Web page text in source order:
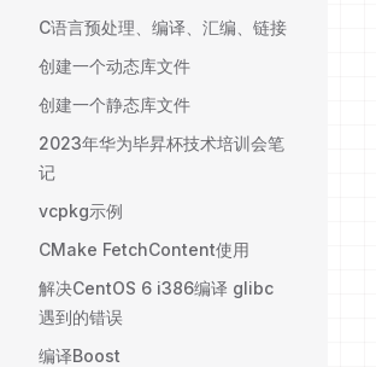
C语言预处理、编译、汇编、链接
创建一个动态库文件
创建一个静态库文件
2023年华为毕昇杯技术培训会笔
记
vcpkg示例
CMake FetchContent使用
解决CentOS 6 i386编译 glibc
遇到的错误
编译Boost